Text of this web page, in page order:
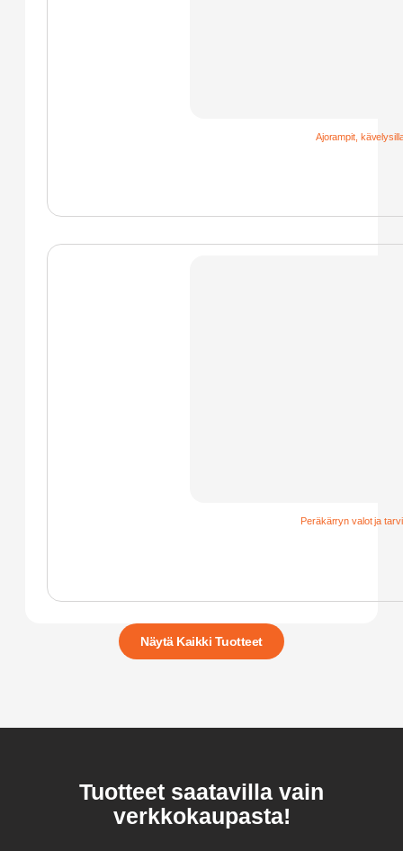
Näytä Kaikki Tuotteet
Ajorampit,
Peräkärryn valot ja
Tuotteet saatavilla vain
verkkokaupasta!